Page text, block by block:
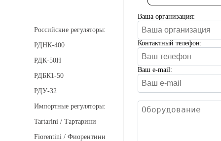
Российские регуляторы:
РДНК-400
РДК-50Н
РДБК1-50
РДУ-32
Импортные регуляторы:
Tartarini / Тартарини
Fiorentini / Фиорентини
Ваша организация:
Контактный телефон:
Ваш e-mail: